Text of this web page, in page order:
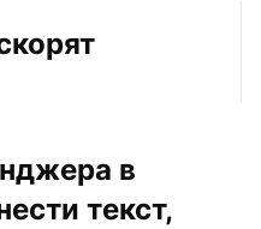
в
текст,